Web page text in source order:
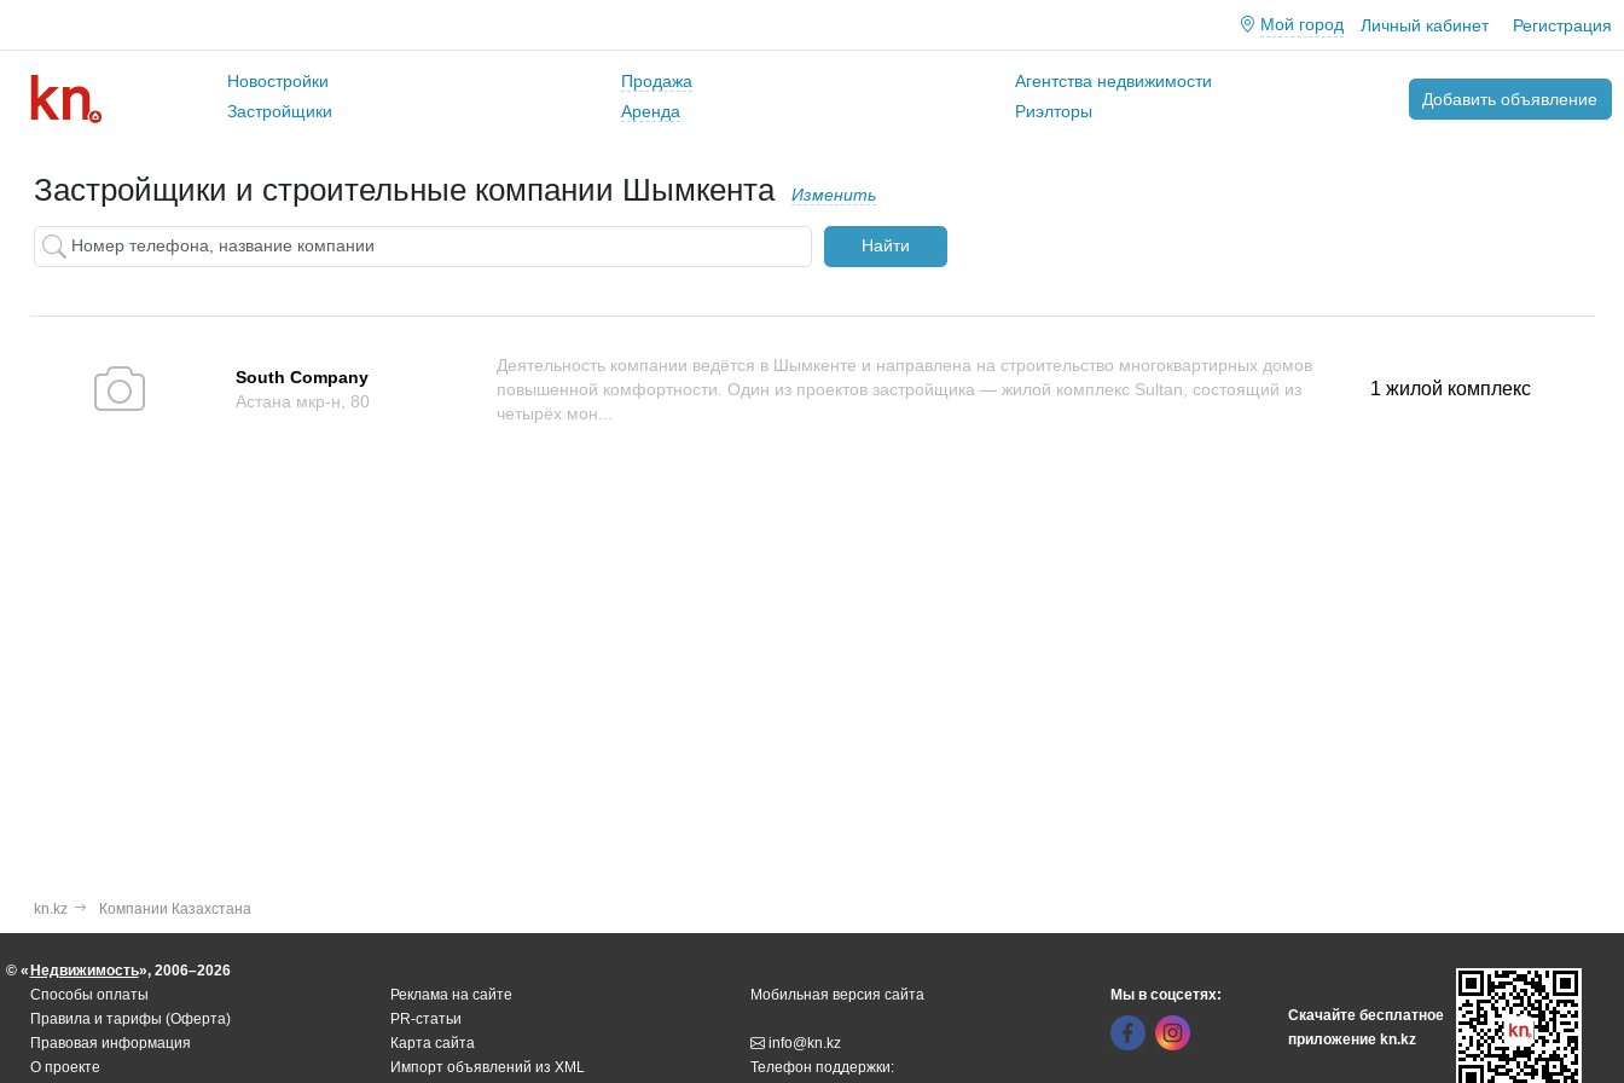
Мой город Личный кабинет Регистрация
Новостройки
Застройщики
Продажа
Аренда
Агентства недвижимости
Риэлторы
Добавить объявление
Застройщики и строительные компании Шымкента Изменить
Найти
South Company
Астана мкр-н, 80
Деятельность компании ведётся в Шымкенте и направлена на строительство многоквартирных домов
повышенной комфортности. Один из проектов застройщика — жилой комплекс Sultan, состоящий из
четырёх мон...
1 жилой комплекс
kn.kz Компании Казахстана
© « Недвижимость», 2006–2026
Способы оплаты
Правила и тарифы (Оферта)
Правовая информация
О проекте
Реклама на сайте
PR-статьи
Карта сайта
Импорт объявлений из XML
Мобильная версия сайта
info@kn.kz
Телефон поддержки:
Мы в соцсетях:
Скачайте бесплатное
приложение kn.kz